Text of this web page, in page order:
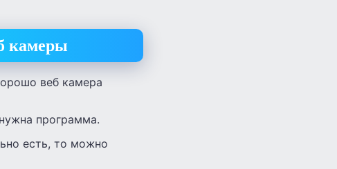
камеры
веб камера
программа.
есть, то можно